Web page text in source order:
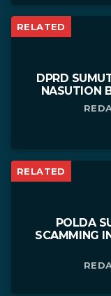
RELATED
DPRD
NASUTION
RELATED
POLDA
SCAMMING